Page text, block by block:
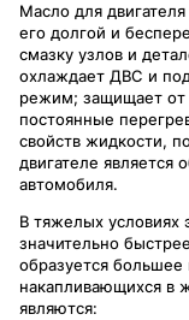
Масло для
его долгой и
смазку узлов и
охлаждает ДВС и
режим; защищает от
постоянные
свойств жидкости,
двигателе является
автомобиля.
В тяжелых условиях
значительно
образуется большее
накапливающихся в
являются: